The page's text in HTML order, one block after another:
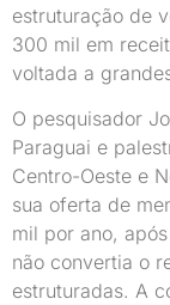
estruturação de
300 mil em
voltada a
O pesquisador
Paraguai e
Centro-Oeste e
sua oferta de
mil por ano,
não convertia o
estruturadas. A